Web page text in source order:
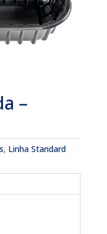
–
, Linha Standard